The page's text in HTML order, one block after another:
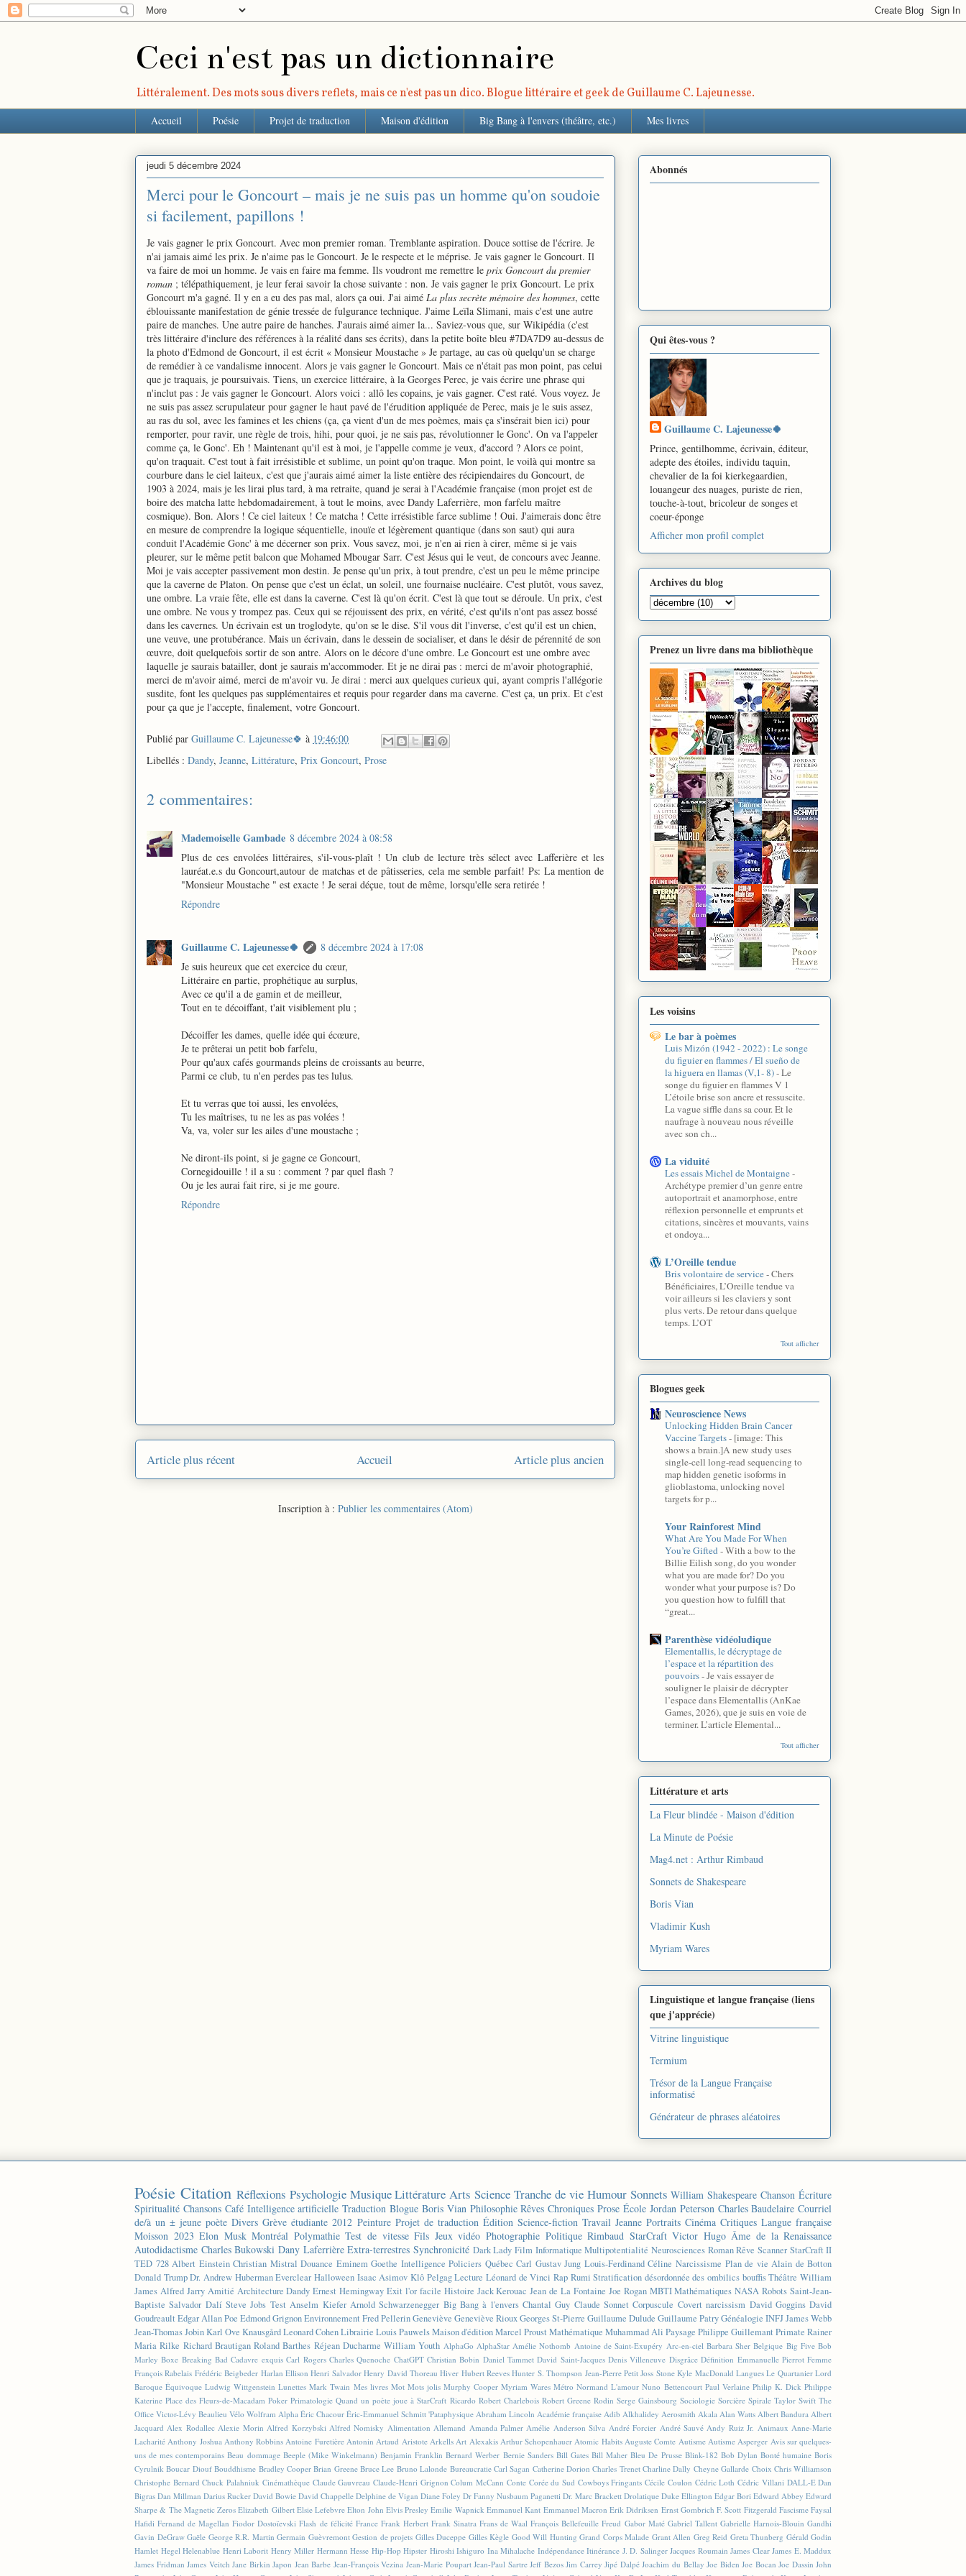
Ceci n'est pas un dictionnaire
Littéralement. Des mots sous divers reflets, mais ce n'est pas un dico. Blogue littéraire et geek de Guillaume C. Lajeunesse.
Accueil Poésie Projet de traduction Maison d'édition Big Bang à l'envers (théâtre, etc.) Mes livres
jeudi 5 décembre 2024
Merci pour le Goncourt – mais je ne suis pas un homme qu'on soudoie
si facilement, papillons !
Je vais gagner le prix Goncourt. Avec mon premier roman. Tremblante aspiration. Douce sottise de l'écrire. Je
n'ai jamais aimé les prix. Je n'aime pas le Goncourt. Je le respecte et le méprise. Je vais gagner le Goncourt. Il
va faire de moi un homme. Je vais en faire ma femme. Ils voudront me remettre le prix Goncourt du premier
roman ; télépathiquement, je leur ferai savoir la chose suivante : non. Je vais gagner le prix Goncourt. Le prix
Goncourt m'a gagné. Il y en a eu des pas mal, alors ça oui. J'ai aimé La plus secrète mémoire des hommes, cette
éblouissante manifestation de génie tressée de fulgurance technique. J'aime Leïla Slimani, mais c'est une autre
paire de manches. Une autre paire de hanches. J'aurais aimé aimer la... Saviez-vous que, sur Wikipédia (c'est
très littéraire d'inclure des références à la réalité dans ses écrits), dans la petite boîte bleu #7DA7D9 au-dessus de
la photo d'Edmond de Goncourt, il est écrit « Monsieur Moustache » Je partage, au cas où quelqu'un se charge
de remédier à ce vandalisme innocent. Alors je vais gagner le Goncourt. Mais ce n'était pas mon point, pas celui
que je traquais, je poursuivais. Tiens, un exercice littéraire, à la Georges Perec, je vais écrire une phrase qui
n'inclut pas : Je vais gagner le Goncourt. Alors voici : allô les copains, je vais gagner. C'est raté. Vous voyez. Je
ne suis pas assez scrupulateur pour gagner le haut pavé de l'érudition appliquée de Perec, mais je le suis assez,
au ras du sol, avec les famines et les chiens (ça, ça vient d'un de mes poèmes, mais ça s'insérait bien ici) pour
remporter, pour ravir, une règle de trois, hihi, pour quoi, je ne sais pas, révolutionner le Gonc'. On va l'appeler
comme ça, le Gonc'. Eh ! Maintenant qu'il est à moi, je l'appelle comme je veux, d'accord ? Alors ce point,
qu'on traquait. C'est tout à fait irrésistible et sublime, un point qu'on traque. Mon point, le voilà qui montre sa
courbure dans le ciel laiteux, c'est que j'aurais aimé aimer la liste entière des récipiendaires du Goncourt, de
1903 à 2024, mais je les lirai plus tard, à ma retraite, quand je serai à l'Académie française (mon projet est de
boire des matcha latte hebdomadairement, à tout le moins, avec Dandy Laferrière, mon farfelu maître
cosmique). Bon. Alors ! Ce ciel laiteux ! Ce matcha ! Cette irrésistible farce sublime ! Oui. J'aimerais donc être
en mesure de comprendre la logique séquentielle, inouïe et légèrement quantique (dans son saut) qui aura
conduit l'Académie Gonc' à me décerner son prix. Vous savez, moi, je n'en ai rien à cirer, même si je vais
pleurer, sur le même petit balcon que Mohamed Mbougar Sarr. C'est Jésus qui le veut, de concours avec Jeanne.
Moi je vais accepter passivement mon destin. Je pense qu'un prix, à tout prendre, c'est un peu le même principe
que la caverne de Platon. On pense que c'est un éclat, un soleil, une fournaise nucléaire. C'est plutôt, vous savez,
une ombre. La vraie fête, elle est dans la caverne. C'est là qu'on écrit. C'est là que tout se déroule. Un prix, c'est
une ombre. Ne vous y trompez pas. Ceux qui se réjouissent des prix, en vérité, c'est qu'ils n'ont pas assez bossé
dans les cavernes. Un écrivain est un troglodyte, qu'on se le dise. S'il vous dit l'inverse, c'est qu'il est un chien,
une veuve, une protubérance. Mais un écrivain, dans le dessein de socialiser, et dans le désir de pérennité de son
œuvre, doit quelquefois sortir de son antre. Alors on le décore d'une ombre. Le Goncourt est une ombre avec
laquelle je saurais batailler, dont je saurais m'accommoder. Et je ne dirai pas : merci de m'avoir photographié,
merci de m'avoir aimé, merci de m'avoir vu. Je dirai : merci aux quelques curieux qui, ayant compris l'allégorie
susdite, font les quelques pas supplémentaires et requis pour regarder dans ma caverne. C'est ça, un prix. Et c'est
pour ça que je l'accepte, finalement, votre Goncourt.
Publié par Guillaume C. Lajeunesse🍀 à 19:46:00
Libellés : Dandy, Jeanne, Littérature, Prix Goncourt, Prose
2 commentaires:
Mademoiselle Gambade 8 décembre 2024 à 08:58
Plus de ces envolées littéraires, s'il-vous-plaît ! Un club de lecture très sélect avec Lafferière et les
lauréat.e.s du Goncourt,autour de matchas et de pâtisseries, cela me semble parfait! Ps: La mention de
"Monsieur Moustache " est exacte ! Je serai déçue, tout de même, lorsqu'elle sera retirée !
Répondre
Guillaume C. Lajeunesse🍀
8 décembre 2024 à 17:08
Je suis heureux que cet exercice du cœur,
Littéraire en partie, prophétique au surplus,
Avec ce qu'il a de gamin et de meilleur,
Tout en te décoiffant, t'ait visiblement plu ;
Décoiffer les dames, quelle idée qui écœure,
Je te prêterai un petit bob farfelu,
Pour qu'aux cafés gourmands pleins de croissants au beurre,
Parmi ce club, tu n'en perdes pas tes lulus.
Et tu verras que toi aussi, les envolées,
Tu les maîtrises, tu ne les as pas volées !
Va, va, voler sur les ailes d'une moustache ;
Ne diront-ils point, si je gagne ce Goncourt,
Cornegidouille ! il a su : comment ? par quel flash ?
Ou je les aurai fait rire, si je me goure.
Répondre
Article plus récent Article plus ancien
Accueil
Inscription à : Publier les commentaires (Atom)
Abonnés
Qui êtes-vous ?
Guillaume C. Lajeunesse🍀
Prince, gentilhomme, écrivain, éditeur,
adepte des étoiles, individu taquin,
chevalier de la foi kierkegaardien,
louangeur des nuages, puriste de rien,
touche-à-tout, bricoleur de songes et
coeur-éponge
Afficher mon profil complet
Archives du blog
Prenez un livre dans ma bibliothèque
Les voisins
Le bar à poèmes
Luis Mizón (1942 - 2022) : Le songe
du figuier en flammes / El sueño de
la higuera en llamas (V,1- 8)-Le
songe du figuier en flammes V 1
L’étoile brise son ancre et ressuscite.
La vague siffle dans sa cour. Et le
naufrage à nouveau nous réveille
avec son ch...
La viduité
Les essais Michel de Montaigne-
Archétype premier d’un genre entre
autoportrait et anamorphose, entre
réflexion personnelle et emprunts et
citations, sincères et mouvants, vains
et ondoya...
L’Oreille tendue
Bris volontaire de service-Chers
Bénéficiaires, L’Oreille tendue va
voir ailleurs si les claviers y sont
plus verts. De retour dans quelque
temps. L’OT
Tout afficher
Blogues geek
Neuroscience News
Unlocking Hidden Brain Cancer
Vaccine Targets- [image: This
shows a brain.]A new study uses
single-cell long-read sequencing to
map hidden genetic isoforms in
glioblastoma, unlocking novel
targets for p...
Your Rainforest Mind
What Are You Made For When
You’re Gifted-With a bow to the
Billie Eilish song, do you wonder
what you are made for? Do you
wonder what your purpose is? Do
you question how to fulfill that
“great...
Parenthèse vidéoludique
Elementallis, le décryptage de
l’espace et la répartition des
pouvoirs-Je vais essayer de
souligner le plaisir de décrypter
l’espace dans Elementallis (AnKae
Games, 2026), que je suis en voie de
terminer. L’article Elemental...
Tout afficher
Littérature et arts
La Fleur blindée - Maison d'édition
La Minute de Poésie
Mag4.net : Arthur Rimbaud
Sonnets de Shakespeare
Boris Vian
Vladimir Kush
Myriam Wares
Linguistique et langue française (liens
que j'apprécie)
Vitrine linguistique
Termium
Trésor de la Langue Française
informatisé
Générateur de phrases aléatoires
Poésie Citation Réflexions Psychologie Musique Littérature Arts Science Tranche de vie Humour Sonnets William Shakespeare Chanson Écriture
Spiritualité Chansons Café Intelligence artificielle Traduction Blogue Boris Vian Philosophie Rêves Chroniques Prose École Jordan Peterson Charles Baudelaire Courriel
de/à un ± jeune poète Divers Grève étudiante 2012 Peinture Projet de traduction Édition Science-fiction Travail Jeanne Portraits Cinéma Critiques Langue française
Moisson 2023 Elon Musk Montréal Polymathie Test de vitesse Fils Jeux vidéo Photographie Politique Rimbaud StarCraft Victor Hugo Âme de la Renaissance
Autodidactisme Charles Bukowski Dany Laferrière Extra-terrestres Synchronicité Dark Lady Film Informatique Multipotentialité Neurosciences Roman Rêve Scanner StarCraft II
TED 728 Albert Einstein Christian Mistral Douance Eminem Goethe Intelligence Policiers Québec Carl Gustav Jung Louis-Ferdinand Céline Narcissisme Plan de vie Alain de Botton
Donald Trump Dr. Andrew Huberman Everclear Halloween Isaac Asimov Klô Pelgag Lecture Léonard de Vinci Rap Rumi Stratification désordonnée des ombilics bouffis Théâtre William
James Alfred Jarry Amitié Architecture Dandy Ernest Hemingway Exit l'or facile Histoire Jack Kerouac Jean de La Fontaine Joe Rogan MBTI Mathématiques NASA Robots Saint-Jean-
Baptiste Salvador Dalí Steve Jobs Test Anselm Kiefer Arnold Schwarzenegger Big Bang à l'envers Chantal Guy Claude Sonnet Corpuscule Covert narcissism David Goggins David
Goudreault Edgar Allan Poe Edmond GrignonEnvironnement Fred PellerinGeneviève Geneviève RiouxGeorges St-Pierre Guillaume Dulude Guillaume PatryGénéalogie INFJJames Webb
Jean-Thomas JobinKarl Ove KnausgårdLeonard CohenLibrairie Louis PauwelsMaison d'éditionMarcel Proust Mathématique Muhammad Ali Paysage Philippe Guillemant Primate Rainer
Maria Rilke Richard Brautigan Roland Barthes Réjean Ducharme William Youth AlphaGo AlphaStar Amélie Nothomb Antoine de Saint-Exupéry Arc-en-ciel Barbara Sher Belgique Big Five Bob
Marley Boxe Breaking Bad Cadavre exquis Carl Rogers Charles Quenoche ChatGPT Christian Bobin Daniel Tammet David Saint-Jacques Denis Villeneuve Disgrâce Définition Emmanuelle Pierrot Femme
François Rabelais Frédéric Beigbeder Harlan Ellison Henri Salvador Henry David Thoreau Hiver Hubert Reeves Hunter S. Thompson Jean-Pierre Petit Joss Stone Kyle MacDonald Langues Le Quartanier Lord
Baroque Équivoque Ludwig Wittgenstein Lunettes Mark Twain Mes livres Mot Mots jolis Murphy Cooper Myriam Wares Métro Normand L'amour Nuno Bettencourt Paul Verlaine Philip K. Dick Philippe
Katerine Place des Fleurs-de-Macadam Poker Primatologie Quand un poète joue à StarCraft Ricardo Robert Charlebois Robert Greene Rodin Serge Gainsbourg Sociologie Sorcière Spirale Taylor Swift The
Office Victor-Lévy Beaulieu Vélo Wolfram Alpha Éric Chacour Éric-Emmanuel Schmitt 'Pataphysique Abraham Lincoln Académie française Adib Alkhalidey Aerosmith Akala Alan Watts Albert Bandura Albert
Jacquard Alex Rodallec Alexie Morin Alfred Korzybski Alfred Nomisky Alimentation Allemand Amanda Palmer Amélie Anderson Silva André Forcier André Sauvé Andy Ruiz Jr. Animaux Anne-Marie
Lacharité Anthony Joshua Anthony Robbins Antoine Furetière Antonin Artaud Aristote Arkells Art Alexakis Arthur Schopenhauer Atomic Habits Auguste Comte Autisme Autisme Asperger Avis sur quelques-
uns de mes contemporains Beau dommage Beeple (Mike Winkelmann) Benjamin Franklin Bernard Werber Bernie Sanders Bill Gates Bill Maher Bleu De Prusse Blink-182 Bob Dylan Bonté humaine Boris
Cyrulnik Boucar Diouf Bouddhisme Bradley Cooper Brian Greene Bruce Lee Bruno Lalonde Bureaucratie Carl Sagan Catherine Dorion Charles Trenet Charline Dally Cheyne Gallarde Choix Chris Williamson
Christophe Bernard Chuck Palahniuk Cinémathèque Claude Gauvreau Claude-Henri Grignon Colum McCann Conte Corée du Sud Cowboys Fringants Cécile Coulon Cédric Loth Cédric Villani DALL-E Dan
Bigras Dan Millman Darius Rucker David Bowie David Chappelle Delphine de Vigan Diane Foley Dr Fanny Nusbaum Paganetti Dr. Marc Brackett Drolatique Duke Ellington Edgar Bori Edward Abbey Edward
Sharpe & The Magnetic Zeros Elizabeth Gilbert Elsie Lefebvre Elton John Elvis Presley Emilie Wapnick Emmanuel Kant Emmanuel Macron Erik Didriksen Ernst Gombrich F. Scott Fitzgerald Fascisme Faysal
Hafidi Fernand de Magellan Fiodor Dostoïevski Flash de félicité France Frank Herbert Frank Sinatra Frans de Waal François Bellefeuille Freud Gabor Maté Gabriel Tallent Gabrielle Harnois-Blouin Gandhi
Gavin DeGraw Gaële George R.R. Martin Germain Guèvremont Gestion de projets Gilles Duceppe Gilles Kègle Good Will Hunting Grand Corps Malade Grant Allen Greg Reid Greta Thunberg Gérald Godin
Hamlet Hegel Helenablue Henri Laborit Henry Miller Hermann Hesse Hip-Hop Hipster Hiroshi Ishiguro Ina Mihalache Indépendance Itinérance J. D. Salinger Jacques Roumain James Clear James E. Maddux
James Fridman James Veitch Jane Birkin Japon Jean Barbe Jean-François Vezina Jean-Marie Poupart Jean-Paul Sartre Jeff Bezos Jim Carrey Jipé Dalpé Joachim du Bellay Joe Biden Joe Bocan Joe Dassin John